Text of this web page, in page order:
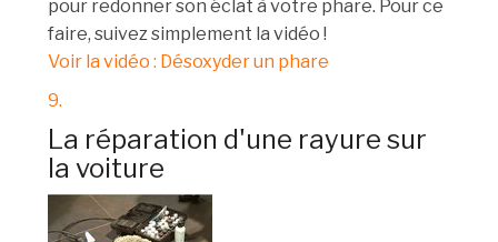
pour redonner son éclat à votre phare. Pour ce
faire, suivez simplement la vidéo !
Voir la vidéo : Désoxyder un phare
9.
La réparation d'une rayure sur
la voiture